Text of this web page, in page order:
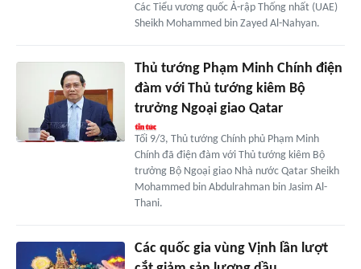
Các Tiểu vương quốc Ả-rập Thống nhất (UAE)
Sheikh Mohammed bin Zayed Al-Nahyan.
Thủ tướng Phạm Minh Chính điện
đàm với Thủ tướng kiêm Bộ
trưởng Ngoại giao Qatar
Tối 9/3, Thủ tướng Chính phủ Phạm Minh
Chính đã điện đàm với Thủ tướng kiêm Bộ
trưởng Bộ Ngoại giao Nhà nước Qatar Sheikh
Mohammed bin Abdulrahman bin Jasim Al-
Thani.
Các quốc gia vùng Vịnh lần lượt